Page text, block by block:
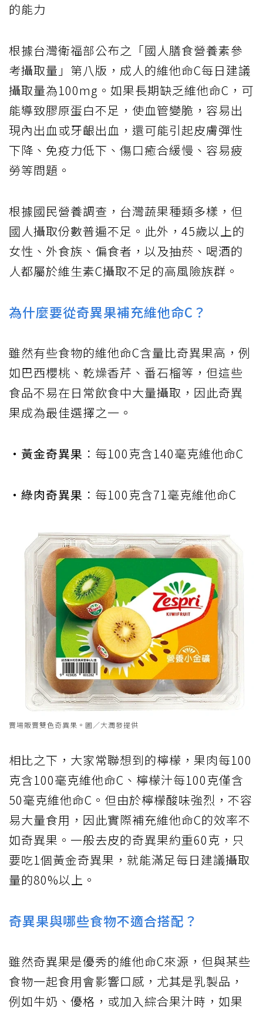
的能力
根據台灣衛福部公布之「國人膳食營養素參
考攝取量」第八版，成人的維他命C每日建議
攝取量為100mg。如果長期缺乏維他命C，可
能導致膠原蛋白不足，使血管變脆，容易出
現內出血或牙齦出血，還可能引起皮膚彈性
下降、免疫力低下、傷口癒合緩慢、容易疲
勞等問題。
根據國民營養調查，台灣蔬果種類多樣，但
國人攝取份數普遍不足。此外，45歲以上的
女性、外食族、偏食者，以及抽菸、喝酒的
人都屬於維生素C攝取不足的高風險族群。
為什麼要從奇異果補充維他命C？
雖然有些食物的維他命C含量比奇異果高，例
如巴西櫻桃、乾燥香芹、番石榴等，但這些
食品不易在日常飲食中大量攝取，因此奇異
果成為最佳選擇之一。
‧黃金奇異果 ：每100克含140毫克維他命C
‧綠肉奇異果 ：每100克含71毫克維他命C
賣場販賣雙色奇異果。圖／大潤發提供
相比之下，大家常聯想到的檸檬，果肉每100
克含100毫克維他命C、檸檬汁每100克僅含
50毫克維他命C。但由於檸檬酸味強烈，不容
易大量食用，因此實際補充維他命C的效率不
如奇異果。一般去皮的奇異果約重60克，只
要吃1個黃金奇異果，就能滿足每日建議攝取
量的80%以上。
奇異果與哪些食物不適合搭配？
雖然奇異果是優秀的維他命C來源，但與某些
食物一起食用會影響口感，尤其是乳製品，
例如牛奶、優格，或加入綜合果汁時，如果